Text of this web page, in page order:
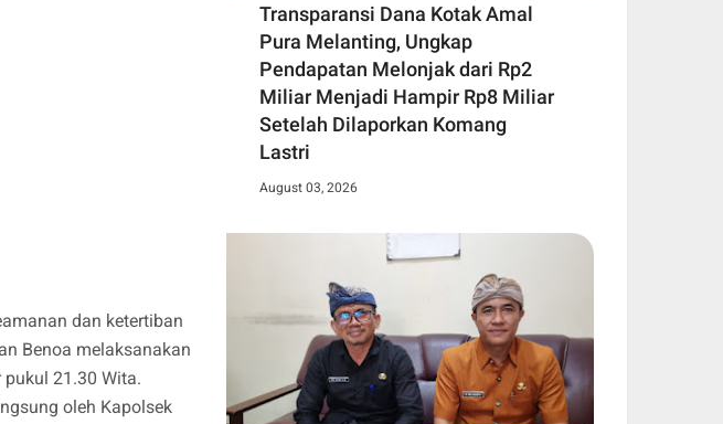
dan ketertiban
Benoa melaksanakan
21.30 Wita.
oleh Kapolsek
Transparansi Dana Kotak Amal
Pura Melanting, Ungkap
Pendapatan Melonjak dari Rp2
Miliar Menjadi Hampir Rp8 Miliar
Setelah Dilaporkan Komang
Lastri
August 03, 2026